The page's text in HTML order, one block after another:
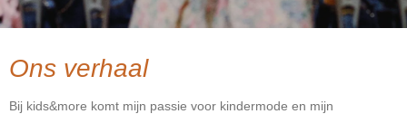
Ons verhaal
Bij kids&more komt mijn passie voor kindermode en mijn